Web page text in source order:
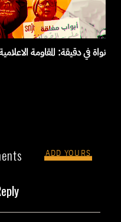
نواة في دقيقة: المقاومة
ADD YOURS